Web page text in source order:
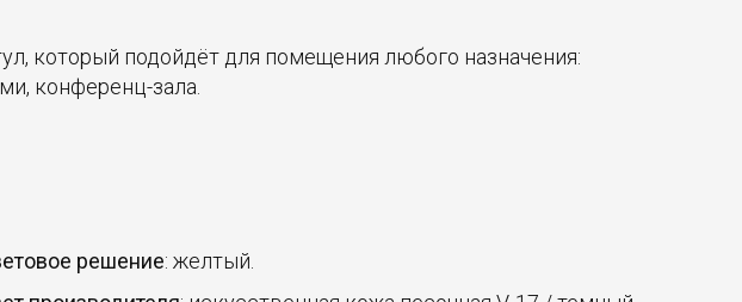
который подойдёт для помещения любого назначения:
конференц-зала.
решение: желтый.